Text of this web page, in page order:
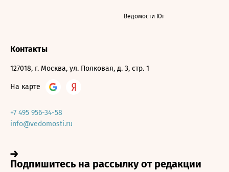
Ведомости Юг
Контакты
127018, г. Москва, ул. Полковая, д. 3, стр. 1
На карте
+7 495 956-34-58
info@vedomosti.ru